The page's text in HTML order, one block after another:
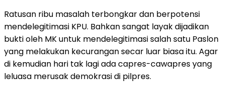
Ratusan ribu masalah terbongkar dan berpotensi
mendelegitimasi KPU. Bahkan sangat layak dijadikan
bukti oleh MK untuk mendelegitimasi salah satu Paslon
yang melakukan kecurangan secar luar biasa itu. Agar
di kemudian hari tak lagi ada capres-cawapres yang
leluasa merusak demokrasi di pilpres.